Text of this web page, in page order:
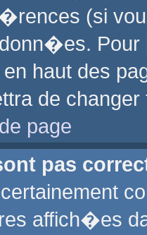
(si
haut des
de
page
pas
affich�es